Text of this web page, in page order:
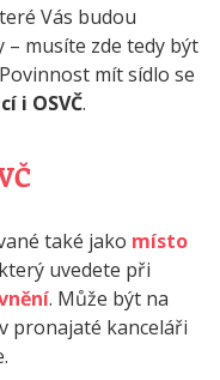
Vás budou
musíte zde tedy být
mít sídlo se
i OSVČ.
také jako místo
uvedete při
. Může být na
pronajaté kanceláři